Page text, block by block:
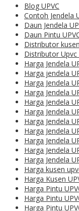
Blog UPVC
Contoh Jendela
Daun Jendela
Daun Pintu
Distributor
Distributor Upvc
Harga Jendela
Harga jendela
Harga Jendela
Harga Jendela
Harga Jendela
Harga Jendela
Harga Jendela
Harga Jendela
Harga Jendela
Harga Jendela
Harga Jendela
Harga kusen
Harga Kusen
Harga Pintu
Harga Pintu
Harga Pintu